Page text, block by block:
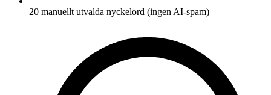
20 manuellt utvalda nyckelord (ingen AI-spam)